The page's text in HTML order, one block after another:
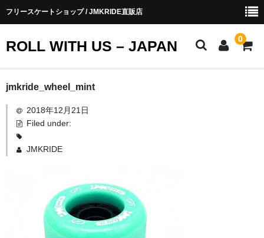
フリースケートショップ / JMKRIDE直販店
ROLL WITH US – JAPAN 0
お知らせ
ショップ会員
お買い物ガイド
jmkride_wheel_mint
2018年12月21日
Filed under:
JMKRIDE